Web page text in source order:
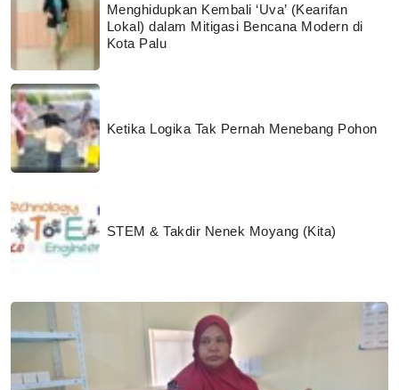
Menghidupkan Kembali ‘Uva’ (Kearifan
Lokal) dalam Mitigasi Bencana Modern di
Kota Palu
Ketika Logika Tak Pernah Menebang Pohon
STEM & Takdir Nenek Moyang (Kita)